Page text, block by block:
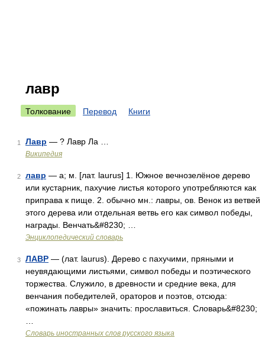
лавр
Толкование Перевод Книги
1 Лавр — ? Лавр Ла …
Википедия
2 лавр — а; м. [лат. laurus] 1. Южное вечнозелёное дерево
или кустарник, пахучие листья которого употребляются как
приправа к пище. 2. обычно мн.: лавры, ов. Венок из ветвей
этого дерева или отдельная ветвь его как символ победы,
награды. Венчать&#8230; …
Энциклопедический словарь
3 ЛАВР — (лат. laurus). Дерево с пахучими, пряными и
неувядающими листьями, символ победы и поэтического
торжества. Служило, в древности и средние века, для
венчания победителей, ораторов и поэтов, отсюда:
«пожинать лавры» значить: прославиться. Словарь&#8230;
Словарь иностранных слов русского языка